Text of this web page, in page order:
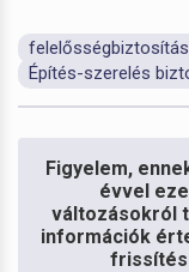
felelősségbiztosítás
Építés-szerelés
Figyelem,
évvel
változásokról
információk
frissítés